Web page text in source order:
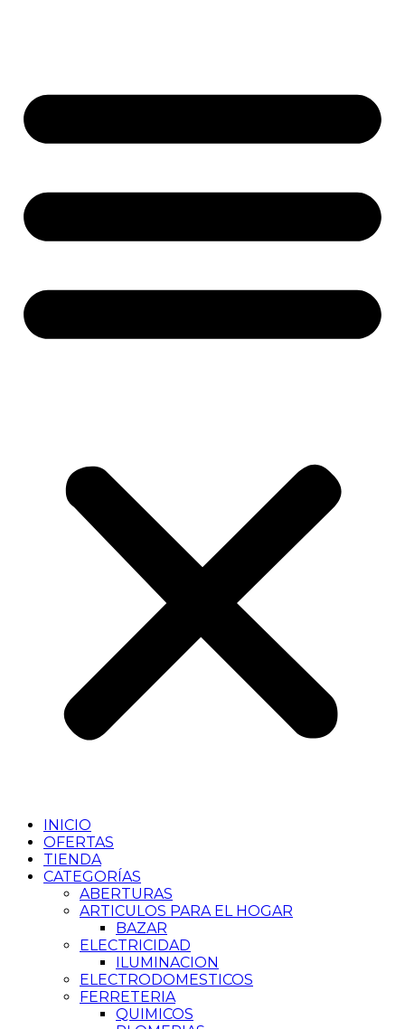
INICIO
OFERTAS
TIENDA
CATEGORÍAS
ABERTURAS
ARTICULOS PARA EL HOGAR
BAZAR
ELECTRICIDAD
ILUMINACION
ELECTRODOMESTICOS
FERRETERIA
QUIMICOS